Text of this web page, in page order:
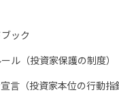
ック
ル（投資家保護の制度）
言（投資家本位の行動指